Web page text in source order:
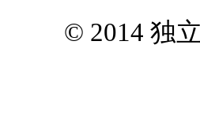
© 2014 独